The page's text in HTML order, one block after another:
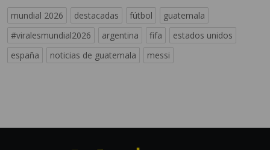
mundial 2026 destacadas fútbol
guatemala
#viralesmundial2026
argentina fifa
estados unidos
españa
noticias de guatemala messi